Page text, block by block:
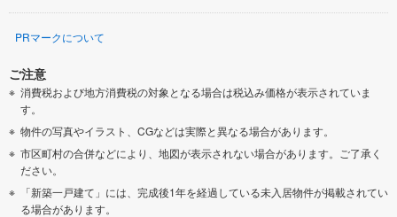
PRマークについて
ご注意
消費税および地方消費税の対象となる場合は税込み価格が表示されていま
す。
物件の写真やイラスト、CGなどは実際と異なる場合があります。
市区町村の合併などにより、地図が表示されない場合があります。ご了承く
ださい。
「新築一戸建て」には、完成後1年を経過している未入居物件が掲載されてい
る場合があります。